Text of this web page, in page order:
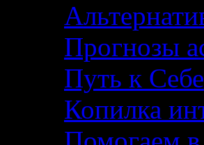
Прогнозы
Путь к Себе
Копилка